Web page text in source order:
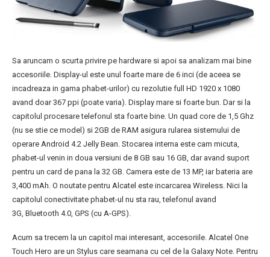
Sa aruncam o scurta privire pe hardware si apoi sa analizam mai bine
accesoriile. Display-ul este unul foarte mare de 6 inci (de aceea se
incadreaza in gama phabet-urilor) cu rezolutie full HD 1920 x 1080
avand doar 367 ppi (poate varia). Display mare si foarte bun. Dar si la
capitolul procesare telefonul sta foarte bine. Un quad core de 1,5 Ghz
(nu se stie ce model) si 2GB de RAM asigura rularea sistemului de
operare Android 4.2 Jelly Bean. Stocarea interna este cam micuta,
phabet-ul venin in doua versiuni de 8 GB sau 16 GB, dar avand suport
pentru un card de pana la 32 GB. Camera este de 13 MP, iar bateria are
3,400 mAh. O noutate pentru Alcatel este incarcarea Wireless. Nici la
capitolul conectivitate phabet-ul nu sta rau, telefonul avand
3G, Bluetooth 4.0, GPS (cu A-GPS).
Acum sa trecem la un capitol mai interesant, accesoriile. Alcatel One
Touch Hero are un Stylus care seamana cu cel de la Galaxy Note. Pentru